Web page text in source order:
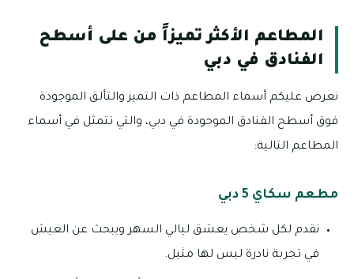
المطاعم الأكثر تميزاً من على أسطح
الفنادق في دبي
نعرض عليكم أسماء المطاعم ذات التميز والتألق الموجودة
فوق أسطح الفنادق الموجودة في دبي، والتي تتمثل في أسماء
المطاعم التالية:
مطعم سكاي 5 دبي
نقدم لكل شخص يعشق ليالي السهر ويبحث عن العيش
في تجربة نادرة ليس لها مثيل.